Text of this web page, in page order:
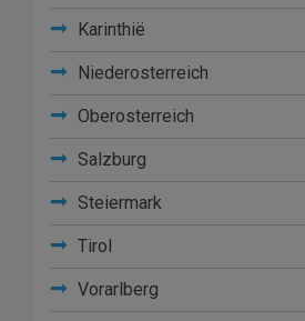
Karinthië
Niederosterreich
Oberosterreich
Salzburg
Steiermark
Tirol
Vorarlberg